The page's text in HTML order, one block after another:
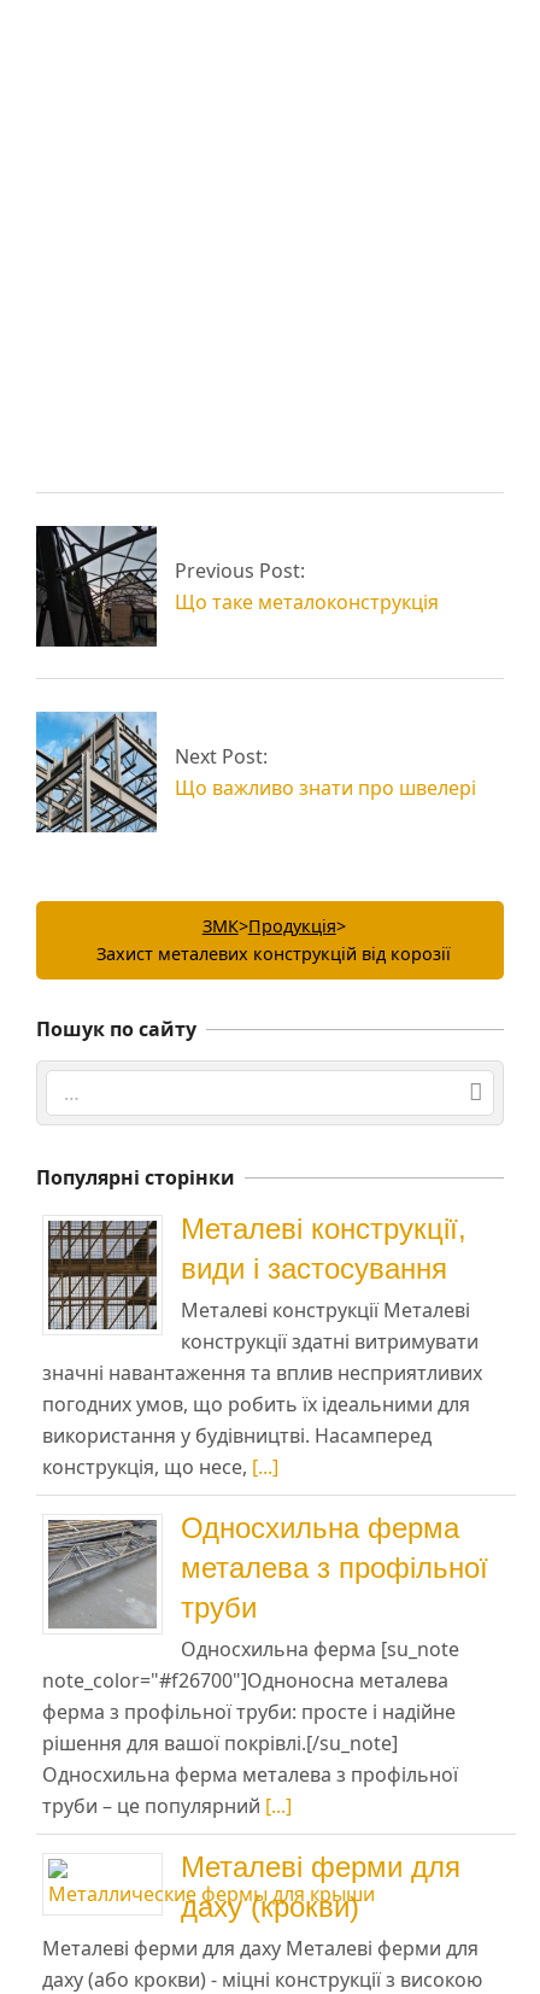
Промислові
металоконструкції і
їх призначення
металоконструкцій
Previous Post:
Що таке металоконструкція
Next Post:
Що важливо знати про швелері
ЗМК>Продукція>
Захист металевих конструкцій від корозії
Пошук по сайту
Search
Популярні сторінки
Металеві конструкції,
види і застосування
Металеві конструкції Металеві
конструкції здатні витримувати
значні навантаження та вплив несприятливих
погодних умов, що робить їх ідеальними для
використання у будівництві. Насамперед
конструкція, що несе, [...]
Односхильна ферма
металева з профільної
труби
Односхильна ферма [su_note
note_color="#f26700"]Одноносна металева
ферма з профільної труби: просте і надійне
рішення для вашої покрівлі.[/su_note]
Односхильна ферма металева з профільної
труби – це популярний [...]
Металеві ферми для
даху (крокви)
Металеві ферми для даху Металеві ферми для
даху (або крокви) - міцні конструкції з високою